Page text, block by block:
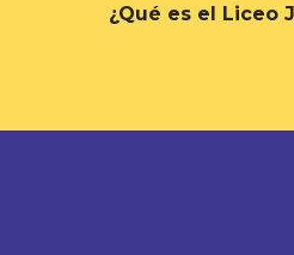
¿Qué es el Liceo